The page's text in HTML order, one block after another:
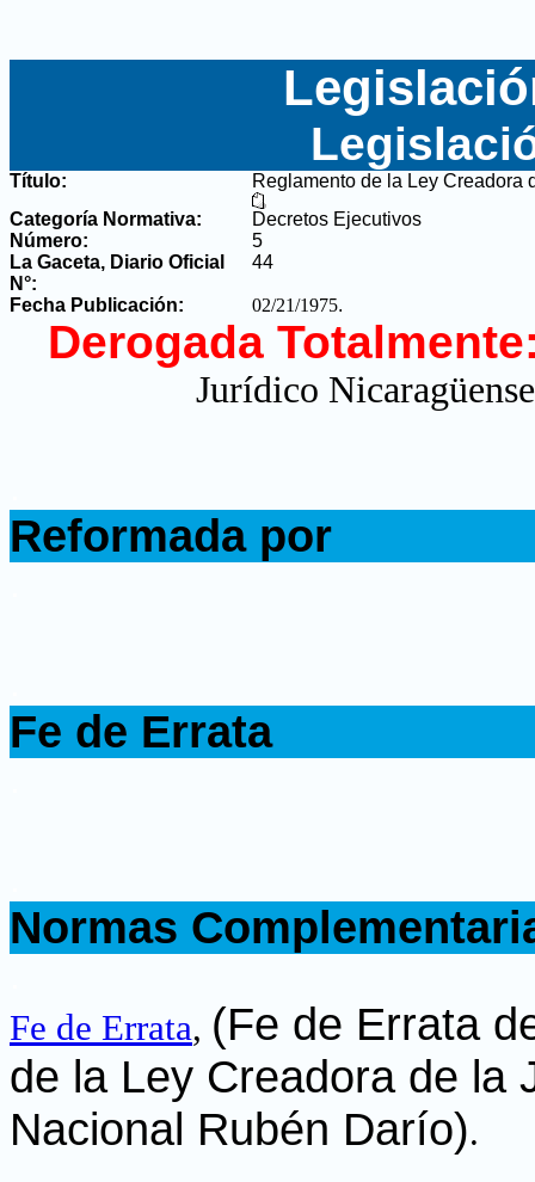
Título:
Reglamento de la Ley Creadora
Categoría Normativa:
Decretos Ejecutivos
Número:
5
La Gaceta, Diario Oficial
N°:
44
Fecha Publicación: 02/21/1975.
Derogada
Jurídico
Reformada por
Fe de Errata
Normas
Fe de Errata, (Fe de Errata
de la Ley Creadora de la
Nacional Rubén Darío).